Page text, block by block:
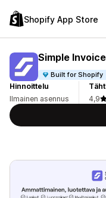
Shopify App Store
Simple
Built for Shopify
Hinnoittelu
Ilmainen asennus
4,9